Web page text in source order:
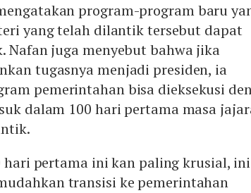
program-program baru
yang telah dilantik tersebut dapat
Nafan juga menyebut bahwa jika
tugasnya menjadi presiden, ia
pemerintahan bisa dieksekusi
dalam 100 hari pertama masa
hari pertama ini kan paling krusial, ini
transisi ke pemerintahan